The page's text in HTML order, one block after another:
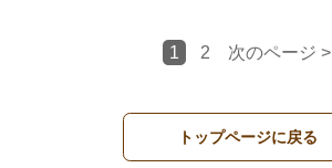
1 2 次のページ >
トップページに戻る